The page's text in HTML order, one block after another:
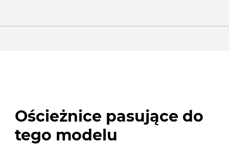
Ościeżnice pasujące do
tego modelu